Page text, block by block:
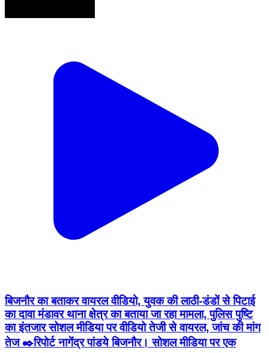
बिजनौर का बताकर वायरल वीडियो, युवक की लाठी-डंडों से पिटाई
का दावा मंडावर थाना क्षेत्र का बताया जा रहा मामला, पुलिस पुष्टि
का इंतजार सोशल मीडिया पर वीडियो तेजी से वायरल, जांच की मांग
तेज ✒️रिपोर्ट नागेंद्र पांडये बिजनौर। सोशल मीडिया पर एक